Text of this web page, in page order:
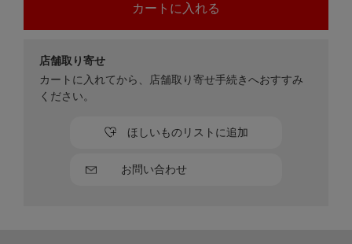
お問い合わせ
ほしいものリストに追加
店舗取り寄せ
カートに入れてから、店舗取り寄せ手続きへおすすみ
ください。